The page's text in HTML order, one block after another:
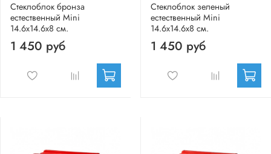
Стеклоблок бронза
естественный Mini
14.6x14.6x8 см.
1 450 руб
Стеклоблок зеленый
естественный Mini
14.6x14.6x8 см.
1 450 руб